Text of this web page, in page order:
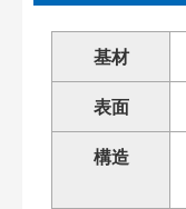
基材
表面
構造